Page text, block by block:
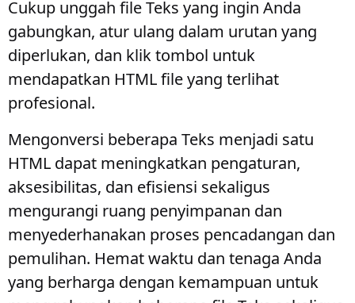
Cukup unggah file Teks yang ingin Anda
gabungkan, atur ulang dalam urutan yang
diperlukan, dan klik tombol untuk
mendapatkan HTML file yang terlihat
profesional.
Mengonversi beberapa Teks menjadi satu
HTML dapat meningkatkan pengaturan,
aksesibilitas, dan efisiensi sekaligus
mengurangi ruang penyimpanan dan
menyederhanakan proses pencadangan dan
pemulihan. Hemat waktu dan tenaga Anda
yang berharga dengan kemampuan untuk